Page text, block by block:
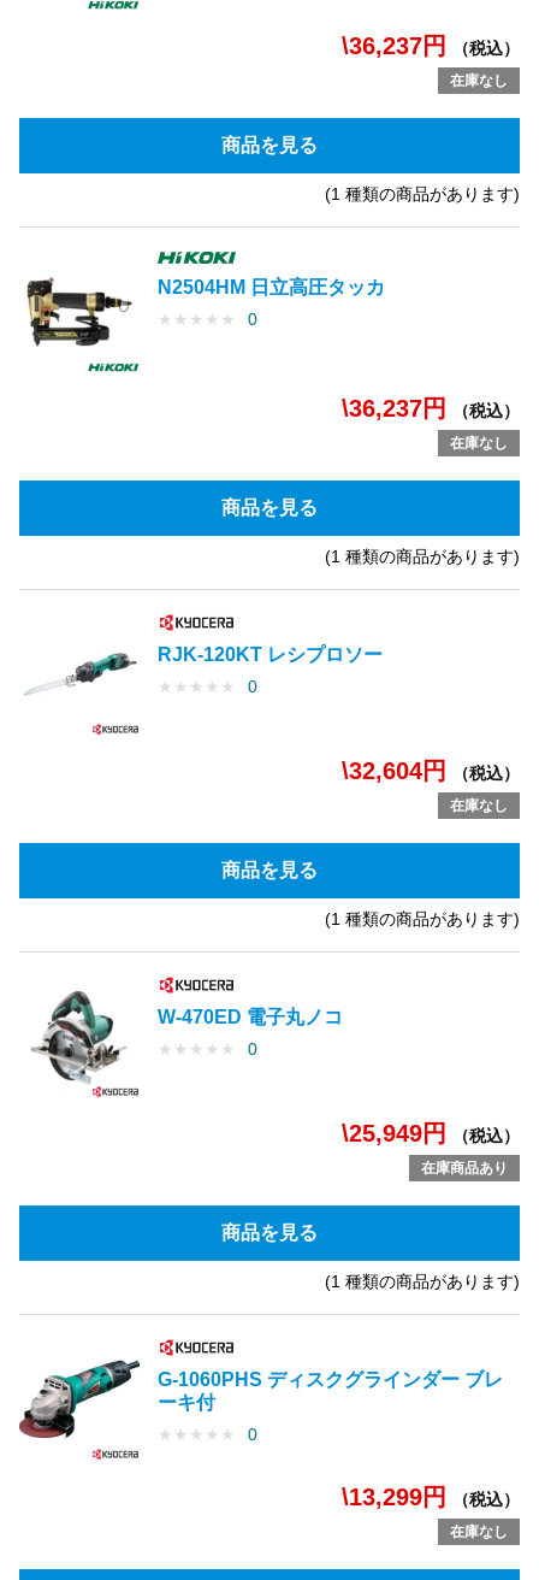
\36,237円 （税込）
在庫なし
商品を見る
(1 種類の商品があります)
N2504HM 日立高圧タッカ
★ ★ ★ ★ ★ 0
\36,237円 （税込）
在庫なし
商品を見る
(1 種類の商品があります)
RJK-120KT レシプロソー
★ ★ ★ ★ ★ 0
\32,604円 （税込）
在庫なし
商品を見る
(1 種類の商品があります)
W-470ED 電子丸ノコ
★ ★ ★ ★ ★ 0
\25,949円 （税込）
在庫商品あり
商品を見る
(1 種類の商品があります)
G-1060PHS ディスクグラインダー ブレ
ーキ付
★ ★ ★ ★ ★ 0
\13,299円 （税込）
在庫なし